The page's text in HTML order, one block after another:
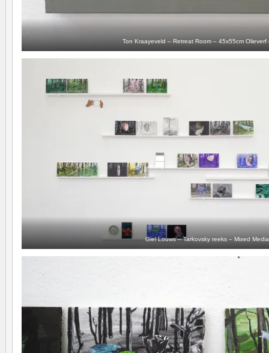
Ton Kraayeveld – Retreat Room – 45x55cm Olieverf
Giel Louws – Tarkovsky reeks – Mixed Media